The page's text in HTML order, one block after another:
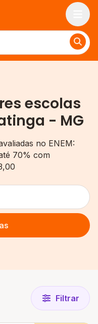
escolas
- MG
no ENEM:
70% com
Filtrar